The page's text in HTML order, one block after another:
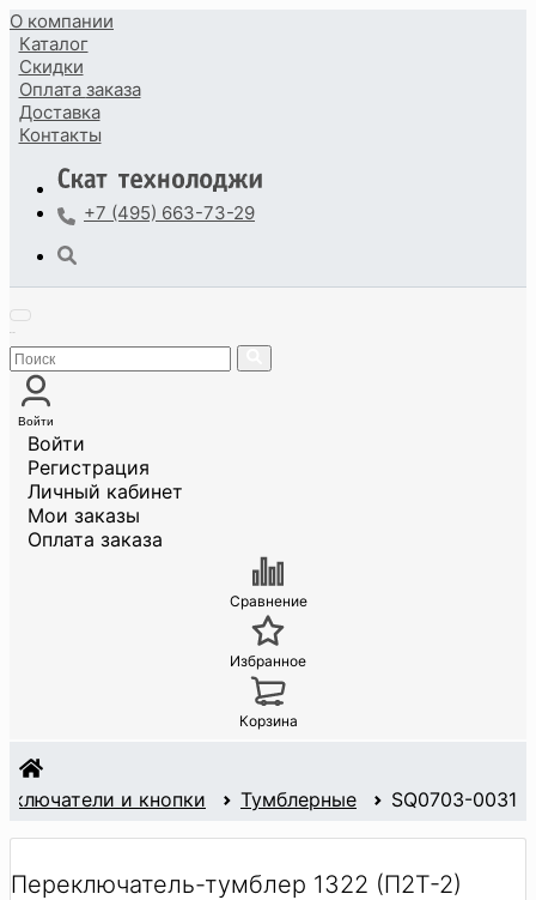
О компании
Каталог
Скидки
Оплата заказа
Доставка
Контакты
+7 (495) 663-73-29
Войти
Войти
Регистрация
Личный кабинет
Мои заказы
Оплата заказа
Сравнение
Избранное
Корзина
и кнопки Тумблерные SQ0703-0031
Переключатель-тумблер 1322 (П2Т-2)